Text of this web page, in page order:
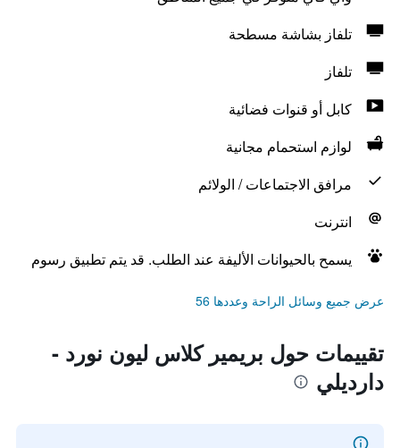
تلفاز بشاشة مسطحة
تلفاز
كابل أو قنوات فضائية
لوازم استحمام مجانية
مرافق الاجتماعات / الولائم
انترنت
يسمح بالحيوانات الأليفة عند الطلب. قد يتم تطبيق رسوم
عرض جميع وسائل الراحة وعددها 56
تقييمات حول بريمير كلاس ليون نورد -
دارديلي